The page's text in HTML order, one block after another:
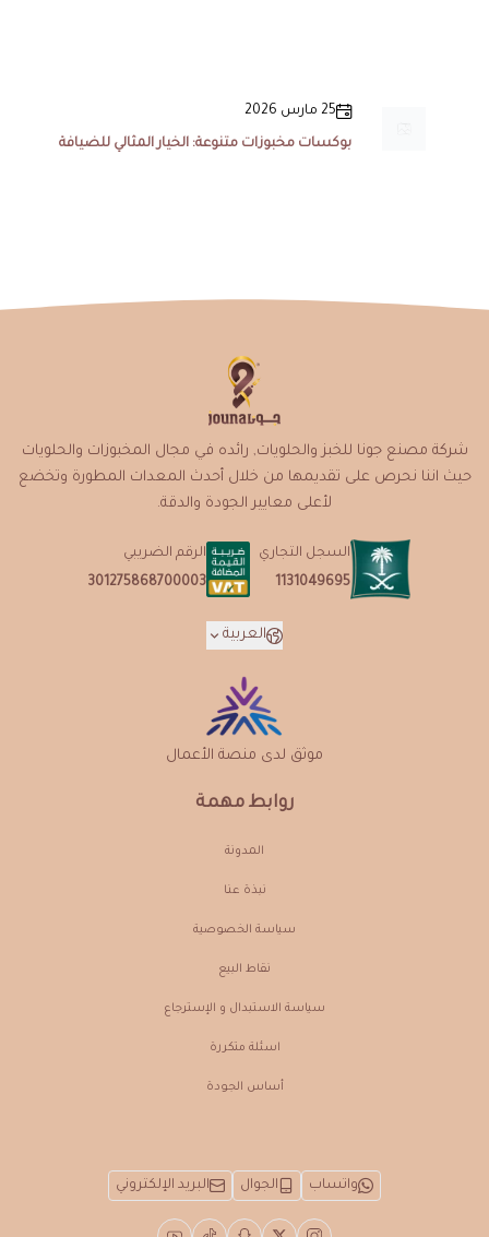
25 مارس 2026
بوكسات مخبوزات متنوعة: الخيار المثالي للضيافة
روابط مهمة
المدونة
نبذة عنـا
سياسة الخصوصية
نقاط البيع
سياسة الاستبدال و الإسترجاع
اسئلة متكررة
أساس الجودة
شركة مصنع جونا للخبز والحلويات, رائده في مجال المخبوزات والحلويات
حيث اننا نحرص على تقديمها من خلال أحدث المعدات المطورة وتخضع
لأعلى معايير الجودة والدقة.
السجل التجاري
1131049695
الرقم الضريبي
301275868700003
العربية
موثق لدى منصة الأعمال
واتساب الجوال البريد الإلكتروني